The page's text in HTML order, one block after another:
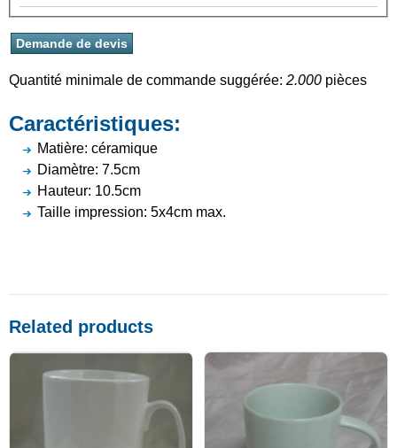
Quantité minimale de commande suggérée: 2.000 pièces
Caractéristiques:
Matière: céramique
Diamètre: 7.5cm
Hauteur: 10.5cm
Taille impression: 5x4cm max.
Related products